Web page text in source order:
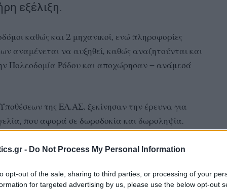
- Do Not Process My Personal Information
opt-out of the sale, sharing to third parties, or processing of your
for targeted advertising by us, please use the below opt-out
εξέλιξη.
καθώς και 2 μηχανικοί, ενώ πληροφορίες
αναμένεται να αυξηθεί, καθώς αναζητούνται και
Πολεοδομία Ρόδου και αποχώρησαν – ανάμεσά
της ΕΛ.ΑΣ. ξεκίνησαν την έρευνα για
που αφορά σε δωροδοκία και δωροληψία.
το enikos.gr, οι εμπλεκόμενοι ζητούσαν
ξενοδόχους αλλά και πολίτες που ήθελαν να
την άδεια καθώς και οτιδήποτε άλλο ήταν